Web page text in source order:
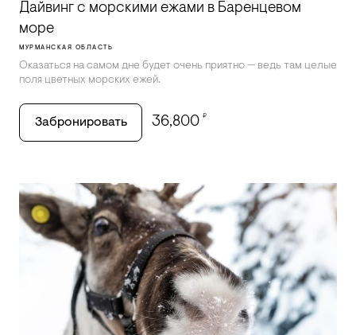
Дайвинг с морскими ежами в Баренцевом
море
МУРМАНСКАЯ ОБЛАСТЬ
Оказаться на самом дне будет очень приятно — ведь там целые
поля цветных морских ежей.
Забронировать 36,800 ₽